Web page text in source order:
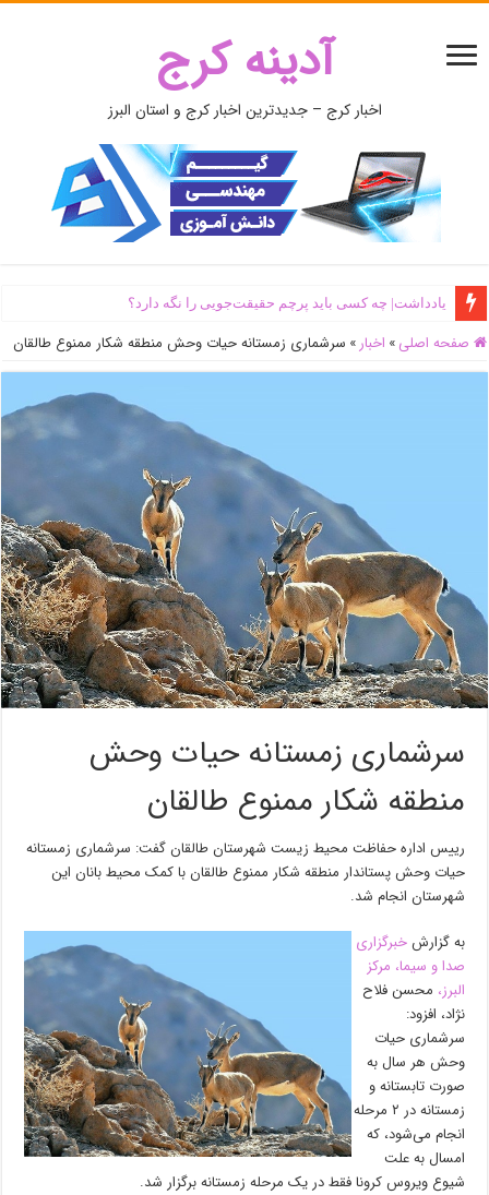
آدینه کرج
اخبار کرج – جدیدترین اخبار کرج و استان البرز
یادداشت| ‌چه کسی باید پرچم حقیقت‌جویی را نگه دارد؟
صفحه اصلی » اخبار » سرشماری زمستانه حیات وحش منطقه شکار ممنوع طالقان
سرشماری زمستانه حیات وحش
منطقه شکار ممنوع طالقان
رییس اداره حفاظت محیط زیست شهرستان طالقان گفت: سرشماری زمستانه
حیات وحش پستاندار منطقه شکار ممنوع طالقان با کمک محیط بانان این
شهرستان انجام شد.
به گزارشخبرگزاری
صدا و سیما، مرکز
البرز، محسن فلاح
نژاد، افزود:
سرشماری حیات
وحش هر سال به
صورت تابستانه و
زمستانه در ۲ مرحله
انجام می‌شود، که
امسال به علت
شیوع ویروس کرونا فقط در یک مرحله زمستانه برگزار شد.